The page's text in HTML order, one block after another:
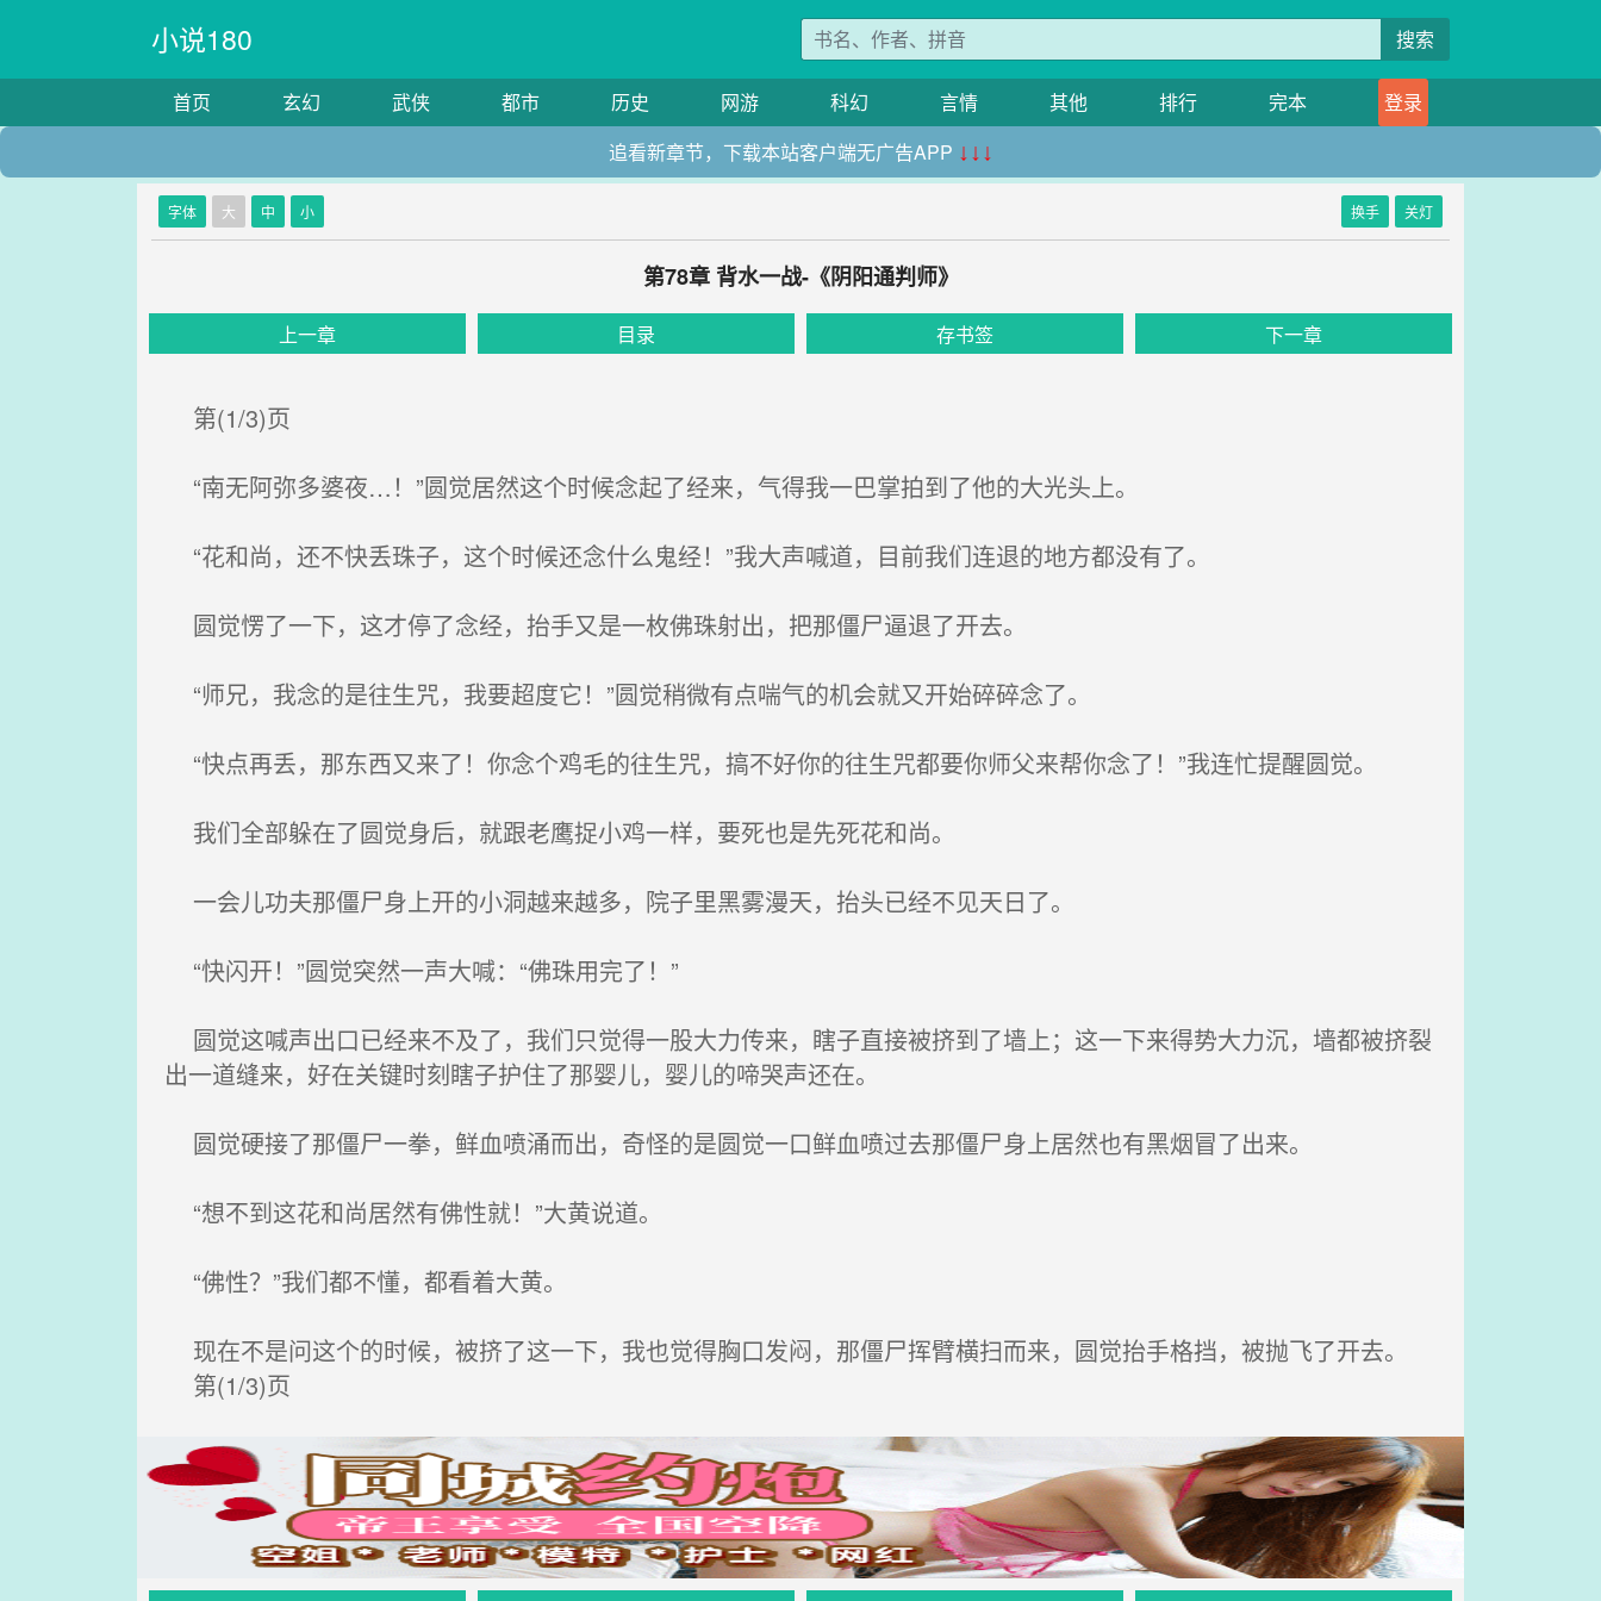
小说180 搜索
首页 玄幻 武侠 都市 历史 网游 科幻 言情 其他 排行 完本
登录
追看新章节，下载本站客户端无广告APP ↓↓↓
字体 大 中 小 换手 关灯
第78章 背水一战-《阴阳通判师》
上一章 目录 存书签 下一章
第(1/3)页
“南无阿弥多婆夜…！”圆觉居然这个时候念起了经来，气得我一巴掌拍到了他的大光头上。
“花和尚，还不快丢珠子，这个时候还念什么鬼经！”我大声喊道，目前我们连退的地方都没有了。
圆觉愣了一下，这才停了念经，抬手又是一枚佛珠射出，把那僵尸逼退了开去。
“师兄，我念的是往生咒，我要超度它！”圆觉稍微有点喘气的机会就又开始碎碎念了。
“快点再丢，那东西又来了！你念个鸡毛的往生咒，搞不好你的往生咒都要你师父来帮你念了！”我连忙提醒圆觉。
我们全部躲在了圆觉身后，就跟老鹰捉小鸡一样，要死也是先死花和尚。
一会儿功夫那僵尸身上开的小洞越来越多，院子里黑雾漫天，抬头已经不见天日了。
“快闪开！”圆觉突然一声大喊：“佛珠用完了！”
圆觉这喊声出口已经来不及了，我们只觉得一股大力传来，瞎子直接被挤到了墙上；这一下来得势大力沉，墙都被挤裂
出一道缝来，好在关键时刻瞎子护住了那婴儿，婴儿的啼哭声还在。
圆觉硬接了那僵尸一拳，鲜血喷涌而出，奇怪的是圆觉一口鲜血喷过去那僵尸身上居然也有黑烟冒了出来。
“想不到这花和尚居然有佛性就！”大黄说道。
“佛性？”我们都不懂，都看着大黄。
现在不是问这个的时候，被挤了这一下，我也觉得胸口发闷，那僵尸挥臂横扫而来，圆觉抬手格挡，被抛飞了开去。
第(1/3)页